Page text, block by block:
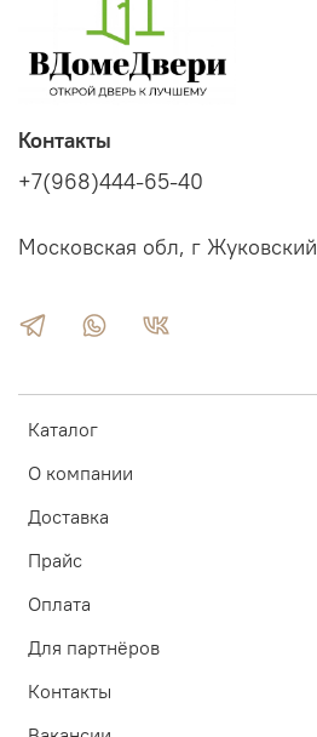
Каталог
О компании
Доставка
Прайс
Оплата
Для партнёров
Контакты
Контакты
+7(968)444-65-40
Московская обл, г Жуковский